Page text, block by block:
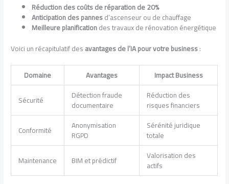
Réduction des coûts de réparation de 20%
Anticipation des pannesd’ascenseur ou de chauffage
Meilleure planificationdes travaux de rénovation énergétique
Voici un récapitulatif desavantages de l’IA pour votre business:
Domaine
Avantages
Impact Business
Sécurité
Détection fraude
documentaire
Réduction des
risques financiers
Conformité
Anonymisation
RGPD
Sérénité juridique
totale
Maintenance
BIM et prédictif Valorisation des
actifs